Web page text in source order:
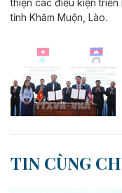
tỉnh Khăm Muộn, Lào.
TIN CÙNG